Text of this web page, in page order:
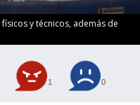
y técnicos, además de
1 0